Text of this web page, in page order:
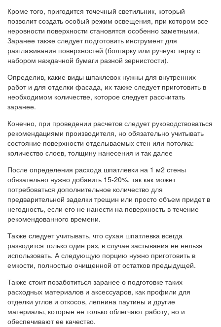
Кроме того, пригодится точечный светильник, который
позволит создать особый режим освещения, при котором все
неровности поверхности становятся особенно заметными.
Заранее также следует подготовить инструмент для
разглаживания поверхностей (болгарку или ручную терку с
набором наждачной бумаги разной зернистости).
Определив, какие виды шпаклевок нужны для внутренних
работ и для отделки фасада, их также следует приготовить в
необходимом количестве, которое следует рассчитать
заранее.
Конечно, при проведении расчетов следует руководствоваться
рекомендациями производителя, но обязательно учитывать
состояние поверхности отделываемых стен или потолка:
количество слоев, толщину нанесения и так далее
После определения расхода шпатлевки на 1 м2 стены
обязательно нужно добавить 15-20%, так как может
потребоваться дополнительное количество для
предварительной заделки трещин или просто объем придет в
негодность, если его не нанести на поверхность в течение
рекомендованного времени.
Также следует учитывать, что сухая шпатлевка всегда
разводится только один раз, в случае застывания ее нельзя
использовать. А следующую порцию нужно приготовить в
емкости, полностью очищенной от остатков предыдущей.
Также стоит позаботиться заранее о подготовке таких
расходных материалов и аксессуаров, как профили для
отделки углов и откосов, лепнина паутины и другие
материалы, которые не только облегчают работу, но и
обеспечивают ее качество.